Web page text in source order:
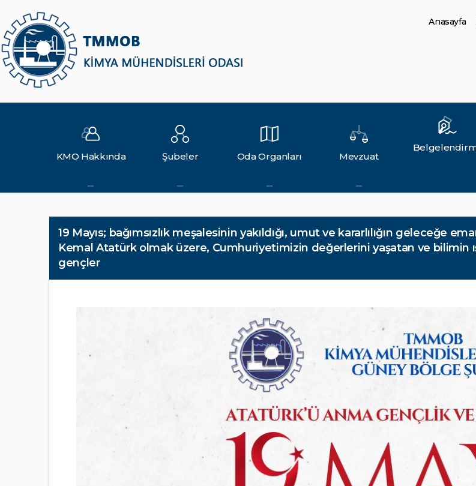
Anasayfa
KMO Hakkında Şubeler Oda Organları Mevzuat
19 Mayıs; bağımsızlık meşalesinin yakıldığı, umut ve kararlılığın geleceğe
Kemal Atatürk olmak üzere, Cumhuriyetimizin değerlerini yaşatan ve bilimin
gençler